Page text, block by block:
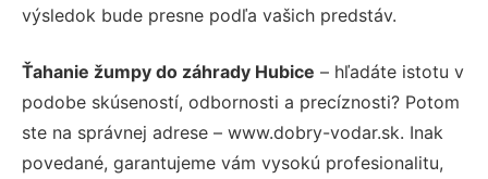
výsledok bude presne podľa vašich predstáv.
Ťahanie žumpy do záhrady Hubice – hľadáte istotu v
podobe skúseností, odbornosti a precíznosti? Potom
ste na správnej adrese – www.dobry-vodar.sk. Inak
povedané, garantujeme vám vysokú profesionalitu,